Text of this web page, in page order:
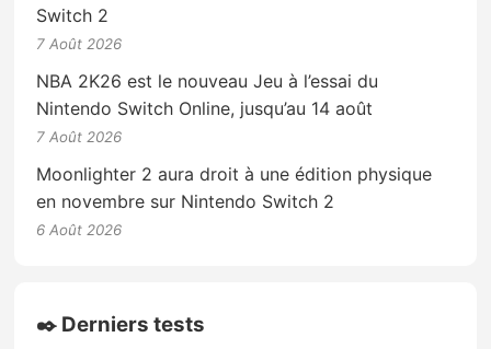
Switch 2
7 Août 2026
NBA 2K26 est le nouveau Jeu à l’essai du
Nintendo Switch Online, jusqu’au 14 août
7 Août 2026
Moonlighter 2 aura droit à une édition physique
en novembre sur Nintendo Switch 2
6 Août 2026
✒️ Derniers tests